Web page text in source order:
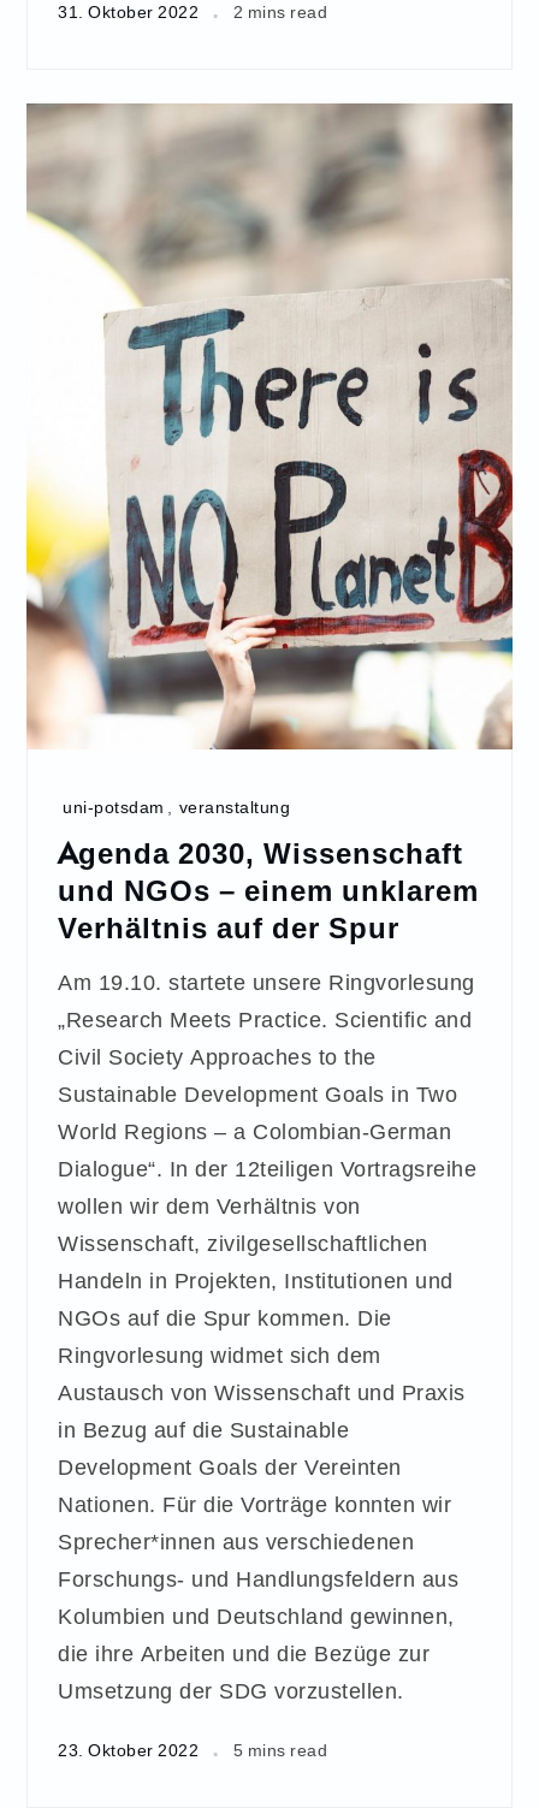
31. Oktober 2022 2 mins read
uni-potsdam veranstaltung
Agenda 2030, Wissenschaft
und NGOs – einem unklarem
Verhältnis auf der Spur
Am 19.10. startete unsere Ringvorlesung
„Research Meets Practice. Scientific and
Civil Society Approaches to the
Sustainable Development Goals in Two
World Regions – a Colombian-German
Dialogue“. In der 12teiligen Vortragsreihe
wollen wir dem Verhältnis von
Wissenschaft, zivilgesellschaftlichen
Handeln in Projekten, Institutionen und
NGOs auf die Spur kommen. Die
Ringvorlesung widmet sich dem
Austausch von Wissenschaft und Praxis
in Bezug auf die Sustainable
Development Goals der Vereinten
Nationen. Für die Vorträge konnten wir
Sprecher*innen aus verschiedenen
Forschungs- und Handlungsfeldern aus
Kolumbien und Deutschland gewinnen,
die ihre Arbeiten und die Bezüge zur
Umsetzung der SDG vorzustellen.
23. Oktober 2022 5 mins read